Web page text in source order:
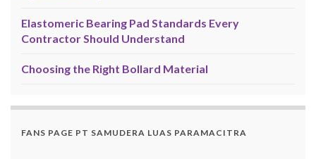
Elastomeric Bearing Pad Standards Every
Contractor Should Understand
Choosing the Right Bollard Material
FANS PAGE PT SAMUDERA LUAS PARAMACITRA